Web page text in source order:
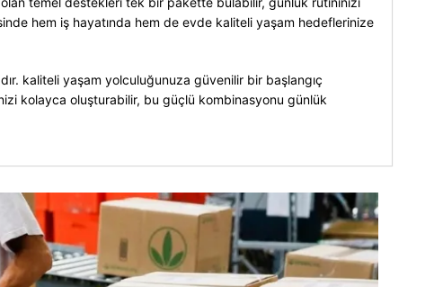
hem iş hayatında hem de evde kaliteli yaşam hedeflerinize
kaliteli yaşam yolculuğunuza güvenilir bir başlangıç
kolayca oluşturabilir, bu güçlü kombinasyonu günlük